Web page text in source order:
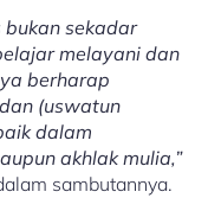
bukan sekadar
melayani dan
berharap
(uswatun
dalam
akhlak mulia,”
sambutannya.